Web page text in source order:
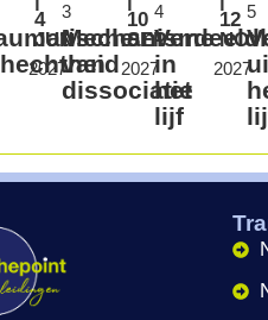
4
JUN
2027
3
Mechanisme
van
dissociatie
10
SEP
2027
4
in
het
lijf
12
NOV
2027
5